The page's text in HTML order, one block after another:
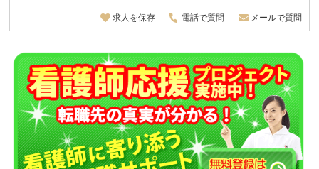
求人を保存 電話で質問 メールで質問